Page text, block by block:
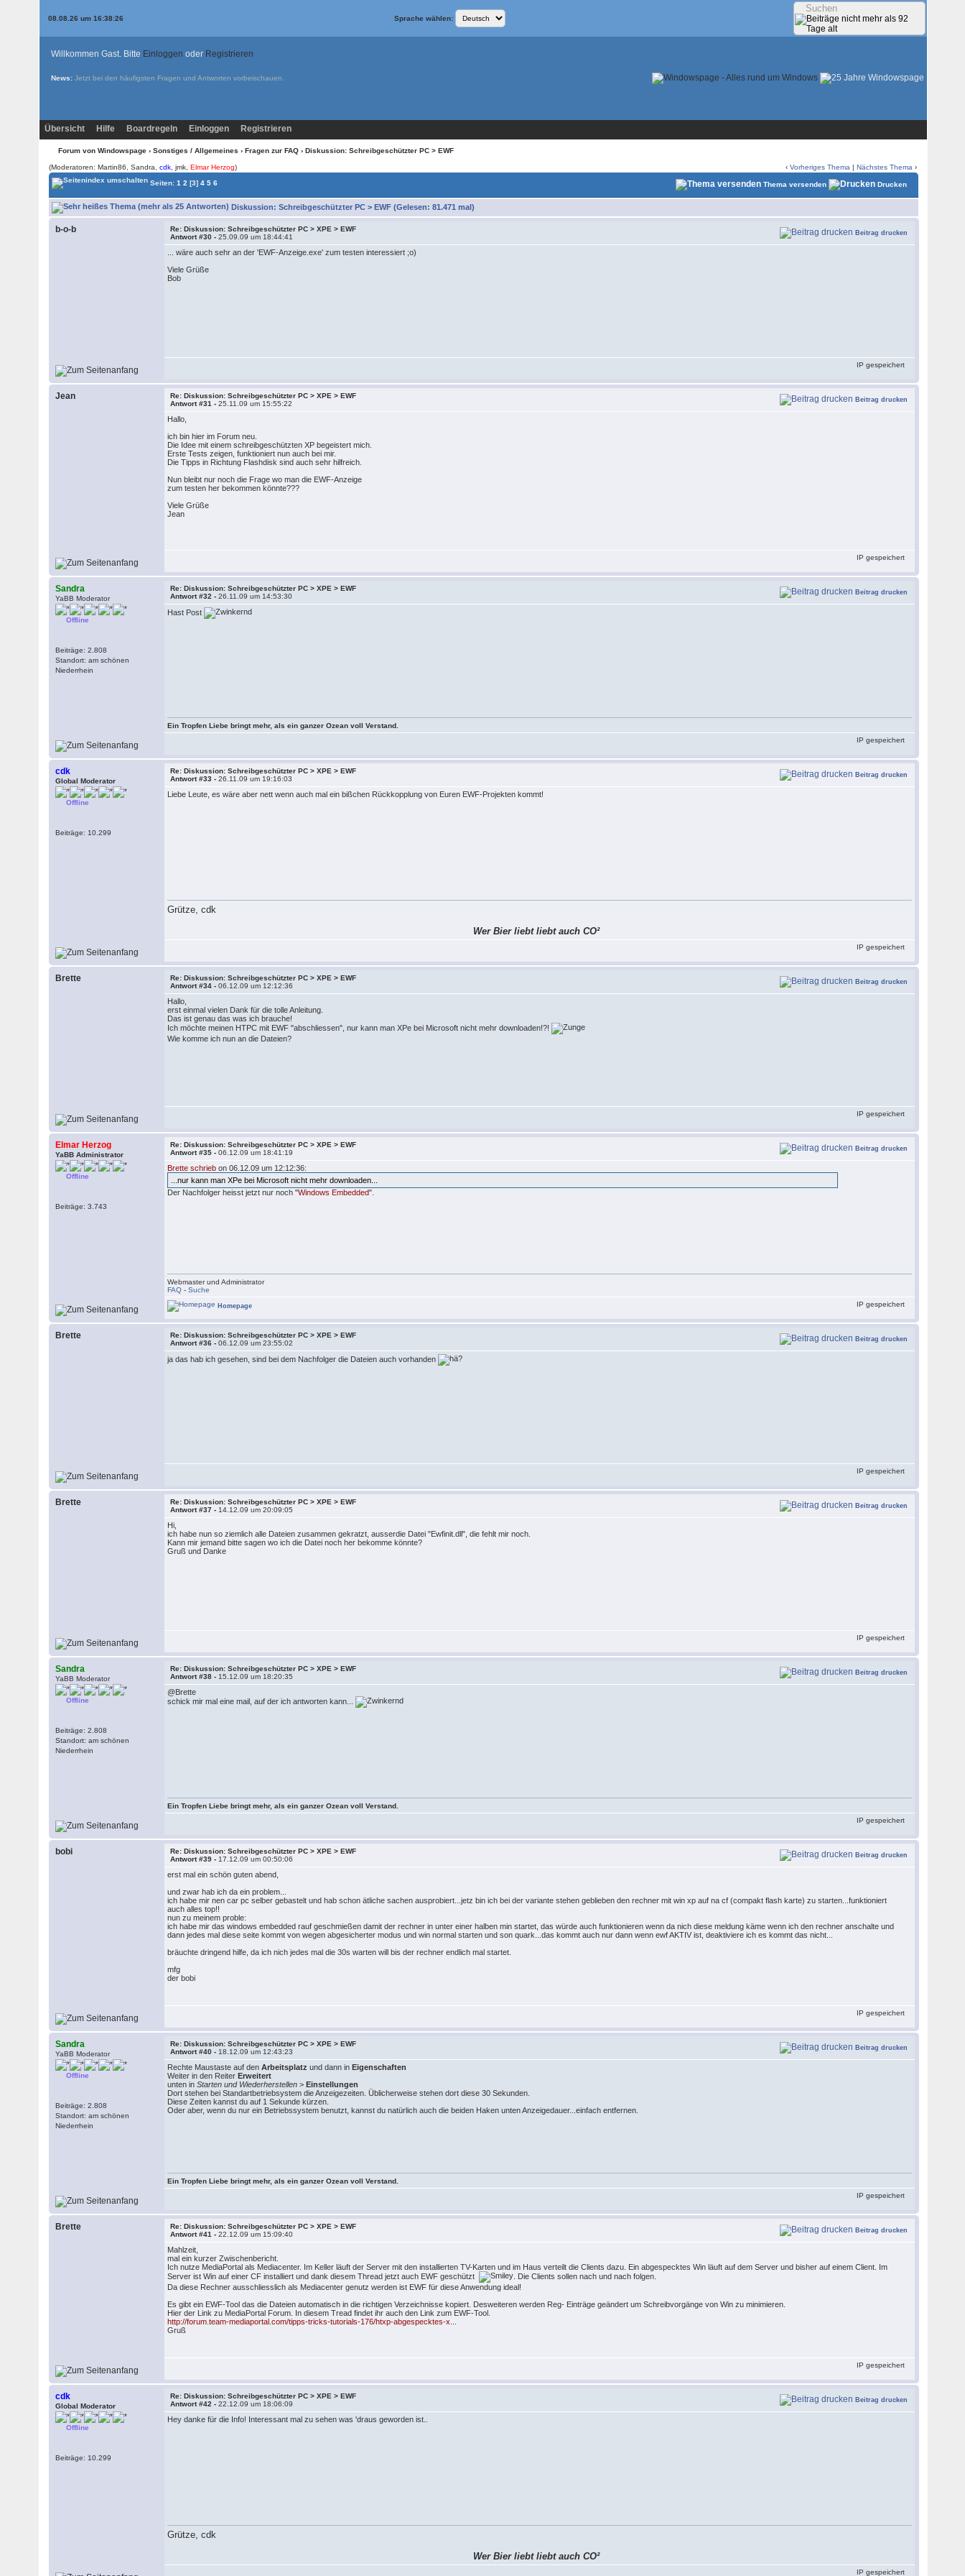
08.08.26 um 16:38:26 Sprache wählen:
Willkommen Gast. Bitte Einloggen oder Registrieren
News: Jetzt bei den häufigsten Fragen und Antworten vorbeischauen.
Übersicht Hilfe Boardregeln Einloggen Registrieren
Forum von Windowspage › Sonstiges / Allgemeines › Fragen zur FAQ › Diskussion: Schreibgeschützter PC > EWF
(Moderatoren: Martin86, Sandra,cdk , jmk,Elmar Herzog) ‹Vorheriges Thema |Nächstes Thema ›
Seiten:1 2 [3] 4 5 6 Thema versenden Drucken
Diskussion: Schreibgeschützter PC > EWF (Gelesen: 81.471 mal)
b-o-b
Re: Diskussion: Schreibgeschützter PC > XPE > EWF
Antwort #30 -25.09.09 um 18:44:41 Beitrag drucken
... wäre auch sehr an der 'EWF-Anzeige.exe' zum testen interessiert ;o)
Viele Grüße
Bob
IP gespeichert
Jean
Re: Diskussion: Schreibgeschützter PC > XPE > EWF
Antwort #31 -25.11.09 um 15:55:22 Beitrag drucken
Hallo,
ich bin hier im Forum neu.
Die Idee mit einem schreibgeschützten XP begeistert mich.
Erste Tests zeigen, funktioniert nun auch bei mir.
Die Tipps in Richtung Flashdisk sind auch sehr hilfreich.
Nun bleibt nur noch die Frage wo man die EWF-Anzeige
zum testen her bekommen könnte???
Viele Grüße
Jean
IP gespeichert
Sandra
YaBB Moderator
Offline
Beiträge: 2.808
Standort: am schönen
Niederrhein
Re: Diskussion: Schreibgeschützter PC > XPE > EWF
Antwort #32 -26.11.09 um 14:53:30 Beitrag drucken
Hast Post
Ein Tropfen Liebe bringt mehr, als ein ganzer Ozean voll Verstand.
IP gespeichert
cdk
Global Moderator
Offline
Beiträge: 10.299
Re: Diskussion: Schreibgeschützter PC > XPE > EWF
Antwort #33 -26.11.09 um 19:16:03 Beitrag drucken
Liebe Leute, es wäre aber nett wenn auch mal ein bißchen Rückkopplung von Euren EWF-Projekten kommt!
Grütze, cdk
Wer Bier liebt liebt auch CO²
IP gespeichert
Brette
Re: Diskussion: Schreibgeschützter PC > XPE > EWF
Antwort #34 -06.12.09 um 12:12:36 Beitrag drucken
Hallo,
erst einmal vielen Dank für die tolle Anleitung.
Das ist genau das was ich brauche!
Ich möchte meinen HTPC mit EWF "abschliessen", nur kann man XPe bei Microsoft nicht mehr downloaden!?!
Wie komme ich nun an die Dateien?
IP gespeichert
Elmar Herzog
YaBB Administrator
Offline
Beiträge: 3.743
Re: Diskussion: Schreibgeschützter PC > XPE > EWF
Antwort #35 -06.12.09 um 18:41:19 Beitrag drucken
Brette schrieb on 06.12.09 um 12:12:36:
...nur kann man XPe bei Microsoft nicht mehr downloaden...
Der Nachfolger heisst jetzt nur noch "Windows Embedded".
Webmaster und Administrator
FAQ -Suche
Homepage IP gespeichert
Brette
Re: Diskussion: Schreibgeschützter PC > XPE > EWF
Antwort #36 -06.12.09 um 23:55:02 Beitrag drucken
ja das hab ich gesehen, sind bei dem Nachfolger die Dateien auch vorhanden
IP gespeichert
Brette
Re: Diskussion: Schreibgeschützter PC > XPE > EWF
Antwort #37 - 14.12.09 um 20:09:05 Beitrag drucken
Hi,
ich habe nun so ziemlich alle Dateien zusammen gekratzt, ausserdie Datei "Ewfinit.dll", die fehlt mir noch.
Kann mir jemand bitte sagen wo ich die Datei noch her bekomme könnte?
Gruß und Danke
IP gespeichert
Sandra
YaBB Moderator
Offline
Beiträge: 2.808
Standort: am schönen
Niederrhein
Re: Diskussion: Schreibgeschützter PC > XPE > EWF
Antwort #38 - 15.12.09 um 18:20:35 Beitrag drucken
@Brette
schick mir mal eine mail, auf der ich antworten kann...
Ein Tropfen Liebe bringt mehr, als ein ganzer Ozean voll Verstand.
IP gespeichert
bobi
Re: Diskussion: Schreibgeschützter PC > XPE > EWF
Antwort #39 - 17.12.09 um 00:50:06 Beitrag drucken
erst mal ein schön guten abend,
und zwar hab ich da ein problem...
ich habe mir nen car pc selber gebastelt und hab schon ätliche sachen ausprobiert...jetz bin ich bei der variante stehen geblieben den rechner mit win xp auf na cf (compakt flash karte) zu starten...funktioniert
auch alles top!!
nun zu meinem proble:
ich habe mir das windows embedded rauf geschmießen damit der rechner in unter einer halben min startet, das würde auch funktionieren wenn da nich diese meldung käme wenn ich den rechner anschalte und
dann jedes mal diese seite kommt von wegen abgesicherter modus und win normal starten und son quark...das kommt auch nur dann wenn ewf AKTIV ist, deaktiviere ich es kommt das nicht...
bräuchte dringend hilfe, da ich nich jedes mal die 30s warten will bis der rechner endlich mal startet.
mfg
der bobi
IP gespeichert
Sandra
YaBB Moderator
Offline
Beiträge: 2.808
Standort: am schönen
Niederrhein
Re: Diskussion: Schreibgeschützter PC > XPE > EWF
Antwort #40 - 18.12.09 um 12:43:23 Beitrag drucken
Rechte Maustaste auf denArbeitsplatz und dann inEigenschaften
Weiter in den ReiterErweitert
unten inStarten und Wiederherstellen >Einstellungen
Dort stehen bei Standartbetriebsystem die Anzeigezeiten. Üblicherweise stehen dort diese 30 Sekunden.
Diese Zeiten kannst du auf 1 Sekunde kürzen.
Oder aber, wenn du nur ein Betriebssystem benutzt, kannst du natürlich auch die beiden Haken unten Anzeigedauer...einfach entfernen.
Ein Tropfen Liebe bringt mehr, als ein ganzer Ozean voll Verstand.
IP gespeichert
Brette
Re: Diskussion: Schreibgeschützter PC > XPE > EWF
Antwort #41 -22.12.09 um 15:09:40 Beitrag drucken
Mahlzeit,
mal ein kurzer Zwischenbericht.
Ich nutze MediaPortal als Mediacenter. Im Keller läuft der Server mit den installierten TV-Karten und im Haus verteilt die Clients dazu. Ein abgespecktes Win läuft auf dem Server und bisher auf einem Client. Im
Server ist Win auf einer CF installiert und dank diesem Thread jetzt auch EWF geschützt
. Die Clients sollen nach und nach folgen.
Da diese Rechner ausschliesslich als Mediacenter genutz werden ist EWF für diese Anwendung ideal!
Es gibt ein EWF-Tool das die Dateien automatisch in die richtigen Verzeichnisse kopiert. Desweiteren werden Reg- Einträge geändert um Schreibvorgänge von Win zu minimieren.
Hier der Link zu MediaPortal Forum. In diesem Tread findet ihr auch den Link zum EWF-Tool.
http://forum.team-mediaportal.com/tipps-tricks-tutorials-176/htxp-abgespecktes-x...
Gruß
IP gespeichert
cdk
Global Moderator
Offline
Beiträge: 10.299
Re: Diskussion: Schreibgeschützter PC > XPE > EWF
Antwort #42 -22.12.09 um 18:06:09 Beitrag drucken
Hey danke für die Info! Interessant mal zu sehen was 'draus geworden ist..
Grütze, cdk
Wer Bier liebt liebt auch CO²
IP gespeichert